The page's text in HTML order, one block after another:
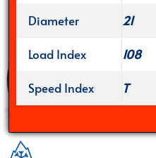
Diameter
21
Load Index
108
Speed Index
T